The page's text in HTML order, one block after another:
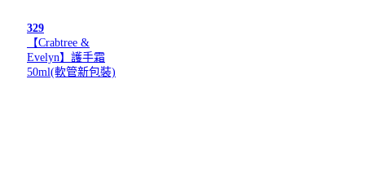
329
【Crabtree &
Evelyn】護手霜
50ml(軟管新包裝)